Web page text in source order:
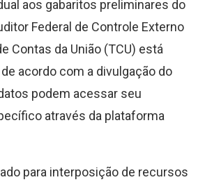
aos gabaritos preliminares do
Federal de Controle Externo
Contas da União (TCU) está
acordo com a divulgação do
podem acessar seu
através da plataforma
para interposição de recursos